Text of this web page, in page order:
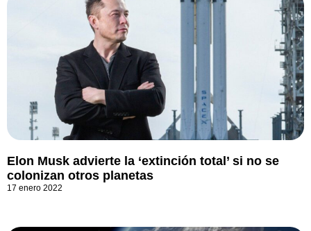
Elon Musk advierte la ‘extinción total’ si no se
colonizan otros planetas
17 enero 2022